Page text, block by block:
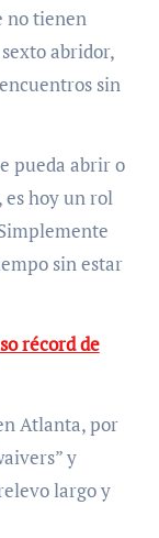
no tienen
abridor,
sin
pueda abrir o
hoy un rol
sin estar
récord de
Atlanta, por
y
largo y